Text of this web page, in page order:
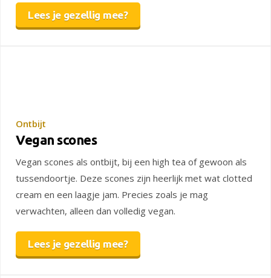
Lees je gezellig mee?
Ontbijt
Vegan scones
Vegan scones als ontbijt, bij een high tea of gewoon als
tussendoortje. Deze scones zijn heerlijk met wat clotted
cream en een laagje jam. Precies zoals je mag
verwachten, alleen dan volledig vegan.
Lees je gezellig mee?